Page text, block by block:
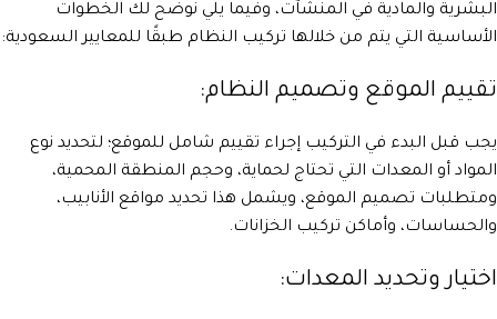
البشرية والمادية في المنشآت، وفيما يلي نوضح لك الخطوات
الأساسية التي يتم من خلالها تركيب النظام طبقًا للمعايير السعودية:
تقييم الموقع وتصميم النظام:
يجب قبل البدء في التركيب إجراء تقييم شامل للموقع؛ لتحديد نوع
المواد أو المعدات التي تحتاج لحماية، وحجم المنطقة المحمية،
ومتطلبات تصميم الموقع، ويشمل هذا تحديد مواقع الأنابيب،
والحساسات، وأماكن تركيب الخزانات.
اختيار وتحديد المعدات: